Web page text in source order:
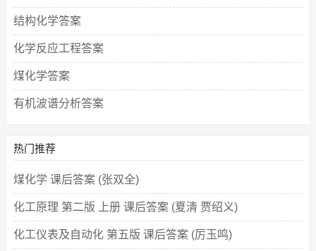
结构化学答案
化学反应工程答案
煤化学答案
有机波谱分析答案
热门推荐
煤化学 课后答案 (张双全)
化工原理 第二版 上册 课后答案 (夏清 贾绍义)
化工仪表及自动化 第五版 课后答案 (厉玉鸣)